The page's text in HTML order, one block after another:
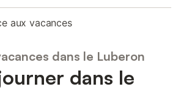
aux vacances
dans le Luberon
dans le